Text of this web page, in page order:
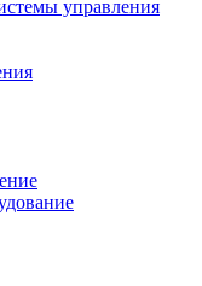
управления